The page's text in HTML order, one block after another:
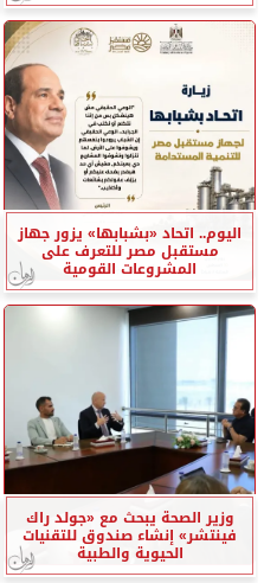
اليوم.. اتحاد «بشبابها» يزور جهاز
مستقبل مصر للتعرف على
المشروعات القومية
وزير الصحة يبحث مع «جولد راك
فينتشر» إنشاء صندوق للتقنيات
الحيوية والطبية